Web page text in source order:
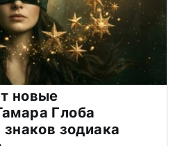
новые
Глоба
зодиака